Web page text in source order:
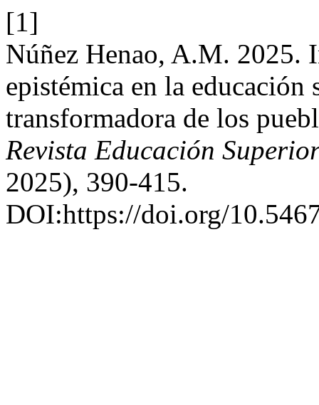
[1]
Núñez Henao, A.M. 2025.
epistémica en la
transformadora de los
Revista Educación
2025), 390-415.
DOI:https://doi.org/